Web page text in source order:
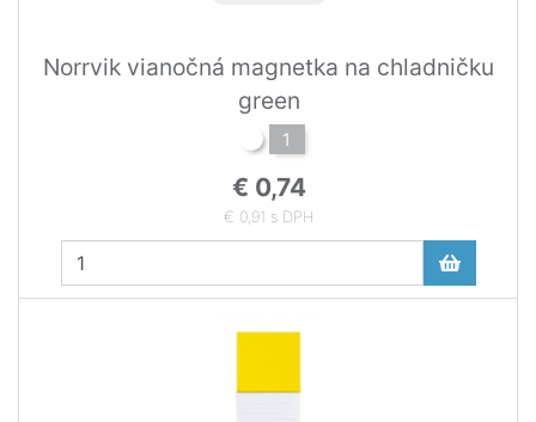
Norrvik vianočná magnetka na chladničku
green
1
€ 0,74
€ 0,91 s DPH